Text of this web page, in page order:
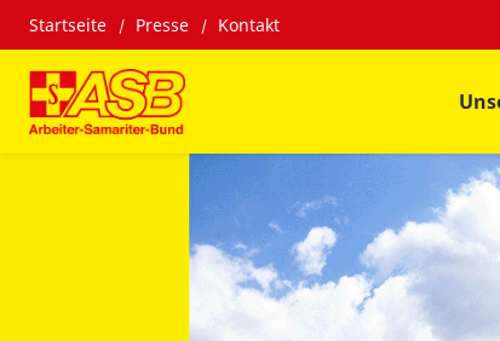
Startseite Presse Kontakt